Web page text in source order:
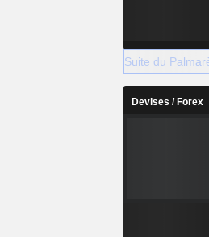
Suite du
Devises / Forex